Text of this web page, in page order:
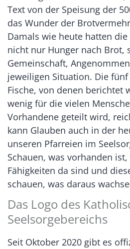
Text von der Speisung der
das Wunder der
Damals wie heute hatten
nicht nur Hunger nach Brot,
Gemeinschaft,
jeweiligen Situation. Die
Fische, von denen berichtet
wenig für die vielen
Vorhandene geteilt wird,
kann Glauben auch in der
unseren Pfarreien im
Schauen, was vorhanden
Fähigkeiten da sind und
schauen, was daraus
Das Logo des
Seelsorgebereichs
Seit Oktober 2020 gibt es